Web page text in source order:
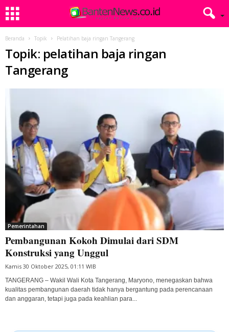
Beranda Topik Pelatihan baja ringan Tangerang
Topik: pelatihan baja ringan
Tangerang
Pemerintahan
Pembangunan Kokoh Dimulai dari SDM
Konstruksi yang Unggul
Kamis 30 Oktober 2025, 01:11 WIB
TANGERANG – Wakil Wali Kota Tangerang, Maryono, menegaskan bahwa
kualitas pembangunan daerah tidak hanya bergantung pada perencanaan
dan anggaran, tetapi juga pada keahlian para...